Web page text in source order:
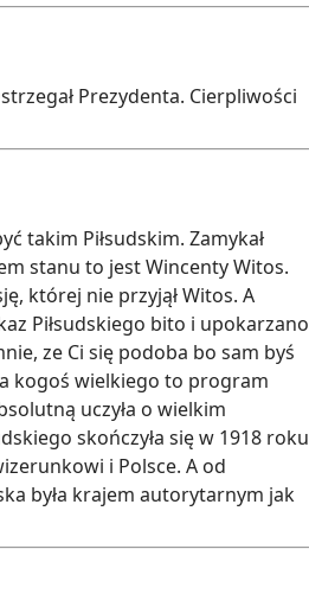
Prezydenta. Cierpliwości
takim Piłsudskim. Zamykał
stanu to jest Wincenty Witos.
której nie przyjął Witos. A
Piłsudskiego bito i upokarzano
ze Ci się podoba bo sam byś
kogoś wielkiego to program
uczyła o wielkim
skończyła się w 1918 roku
i Polsce. A od
była krajem autorytarnym jak